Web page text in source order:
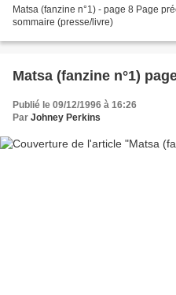
Matsa (fanzine n°1) - page 8 Page précédente (7) - Page suivante (9) Retour
sommaire (presse/livre)
Matsa (fanzine n°1)
Publié le 09/12/1996 à 16:26
Par Johney Perkins